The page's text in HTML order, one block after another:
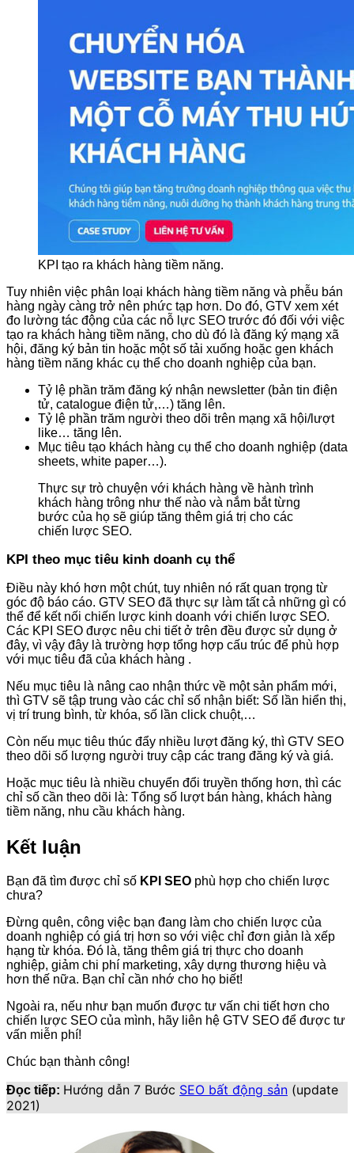
KPI tạo ra khách hàng tiềm năng.
Tuy nhiên việc phân loại khách hàng tiềm năng và phễu bán
hàng ngày càng trở nên phức tạp hơn. Do đó, GTV xem xét
đo lường tác động của các nỗ lực SEO trước đó đối với việc
tạo ra khách hàng tiềm năng, cho dù đó là đăng ký mạng xã
hội, đăng ký bản tin hoặc một số tải xuống hoặc gen khách
hàng tiềm năng khác cụ thể cho doanh nghiệp của bạn.
Tỷ lệ phần trăm đăng ký nhận newsletter (bản tin điện
tử, catalogue điện tử,…) tăng lên.
Tỷ lệ phần trăm người theo dõi trên mạng xã hội/lượt
like… tăng lên.
Mục tiêu tạo khách hàng cụ thể cho doanh nghiệp (data
sheets, white paper…).
Thực sự trò chuyện với khách hàng về hành trình
khách hàng trông như thế nào và nắm bắt từng
bước của họ sẽ giúp tăng thêm giá trị cho các
chiến lược SEO.
KPI theo mục tiêu kinh doanh cụ thể
Điều này khó hơn một chút, tuy nhiên nó rất quan trọng từ
góc độ báo cáo. GTV SEO đã thực sự làm tất cả những gì có
thể để kết nối chiến lược kinh doanh với chiến lược SEO.
Các KPI SEO được nêu chi tiết ở trên đều được sử dụng ở
đây, vì vậy đây là trường hợp tổng hợp cấu trúc để phù hợp
với mục tiêu đã của khách hàng .
Nếu mục tiêu là nâng cao nhận thức về một sản phẩm mới,
thì GTV sẽ tập trung vào các chỉ số nhận biết: Số lần hiển thị,
vị trí trung bình, từ khóa, số lần click chuột,…
Còn nếu mục tiêu thúc đẩy nhiều lượt đăng ký, thì GTV SEO
theo dõi số lượng người truy cập các trang đăng ký và giá.
Hoặc mục tiêu là nhiều chuyển đổi truyền thống hơn, thì các
chỉ số cần theo dõi là: Tổng số lượt bán hàng, khách hàng
tiềm năng, nhu cầu khách hàng.
Kết luận
Bạn đã tìm được chỉ số KPI SEO phù hợp cho chiến lược
chưa?
Đừng quên, công việc bạn đang làm cho chiến lược của
doanh nghiệp có giá trị hơn so với việc chỉ đơn giản là xếp
hạng từ khóa. Đó là, tăng thêm giá trị thực cho doanh
nghiệp, giảm chi phí marketing, xây dựng thương hiệu và
hơn thế nữa. Bạn chỉ cần nhớ cho họ biết!
Ngoài ra, nếu như bạn muốn được tư vấn chi tiết hơn cho
chiến lược SEO của mình, hãy liên hệ GTV SEO để được tư
vấn miễn phí!
Chúc bạn thành công!
Đọc tiếp: Hướng dẫn 7 Bước SEO bất động sản (update
2021)